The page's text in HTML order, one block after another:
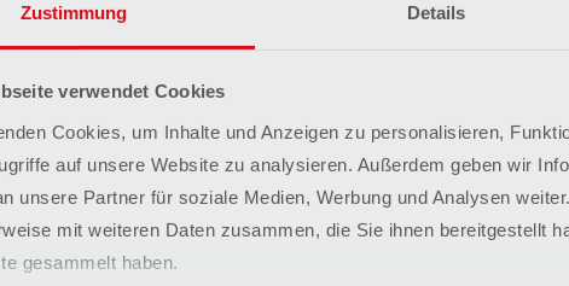
Zustimmung Details
verwendet Cookies
Cookies, um Inhalte und Anzeigen zu personalisieren,
auf unsere Website zu analysieren. Außerdem geben wir
unsere Partner für soziale Medien, Werbung und Analysen
mit weiteren Daten zusammen, die Sie ihnen bereitgestellt
gesammelt haben.
Mechanische
Klappenprothese
Aortenklappenprothese ist
faktisch unbegrenzt
haltbar - das Risiko für
eine erneute OP ist also
sehr niedrig.
haben